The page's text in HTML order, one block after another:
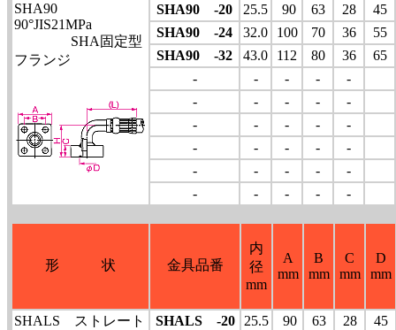
SHA90
90°JIS21MPa
SHA固定型
フランジ
SHA90 -20 25.5 90 63 28
45
SHA90 -24
32.0 100 70 36
55
SHA90 -32
43.0 112 80 36
65
-
- - -
-
-
- - -
-
-
- - -
-
-
- - -
-
-
- - -
-
-
- - - -
形 状 金具品番
内
径
mm
A
mm
B
mm
C
mm
D
mm
SHALS ストレート
SHALS -20 25.5 90 63 28
45